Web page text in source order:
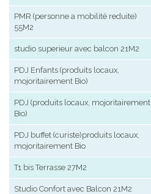
PMR (personne a mobilité reduite)
55M2
studio superieur avec balcon 21M2
PDJ Enfants (produits locaux,
mojoritairement Bio)
PDJ (produits locaux, mojoritairement
Bio)
PDJ buffet (curiste)produits locaux,
mojoritairement Bio
T1 bis Terrasse 27M2
Studio Confort avec Balcon 21M2